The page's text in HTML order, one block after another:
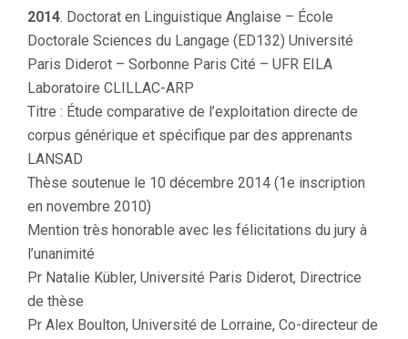
2014. Doctorat en Linguistique Anglaise – École
Doctorale Sciences du Langage (ED132) Université
Paris Diderot – Sorbonne Paris Cité – UFR EILA
Laboratoire CLILLAC-ARP
Titre : Étude comparative de l’exploitation directe de
corpus générique et spécifique par des apprenants
LANSAD
Thèse soutenue le 10 décembre 2014 (1e inscription
en novembre 2010)
Mention très honorable avec les félicitations du jury à
l’unanimité
Pr Natalie Kübler, Université Paris Diderot, Directrice
de thèse
Pr Alex Boulton, Université de Lorraine, Co-directeur de